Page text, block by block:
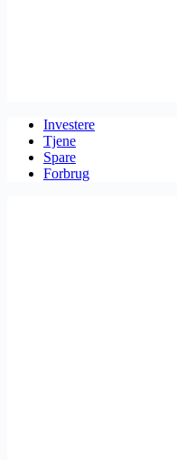
Investere
Tjene
Spare
Forbrug